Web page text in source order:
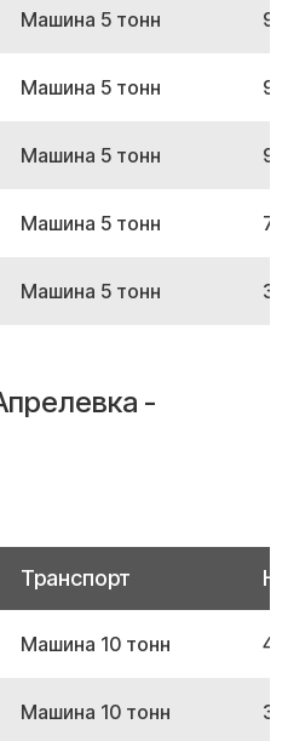
Машина 5 тонн
Машина 5 тонн
Машина 5 тонн
Машина 5 тонн
Машина 5 тонн
-
Транспорт
Машина 10 тонн
Машина 10 тонн